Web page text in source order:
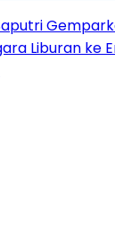
Liburan ke